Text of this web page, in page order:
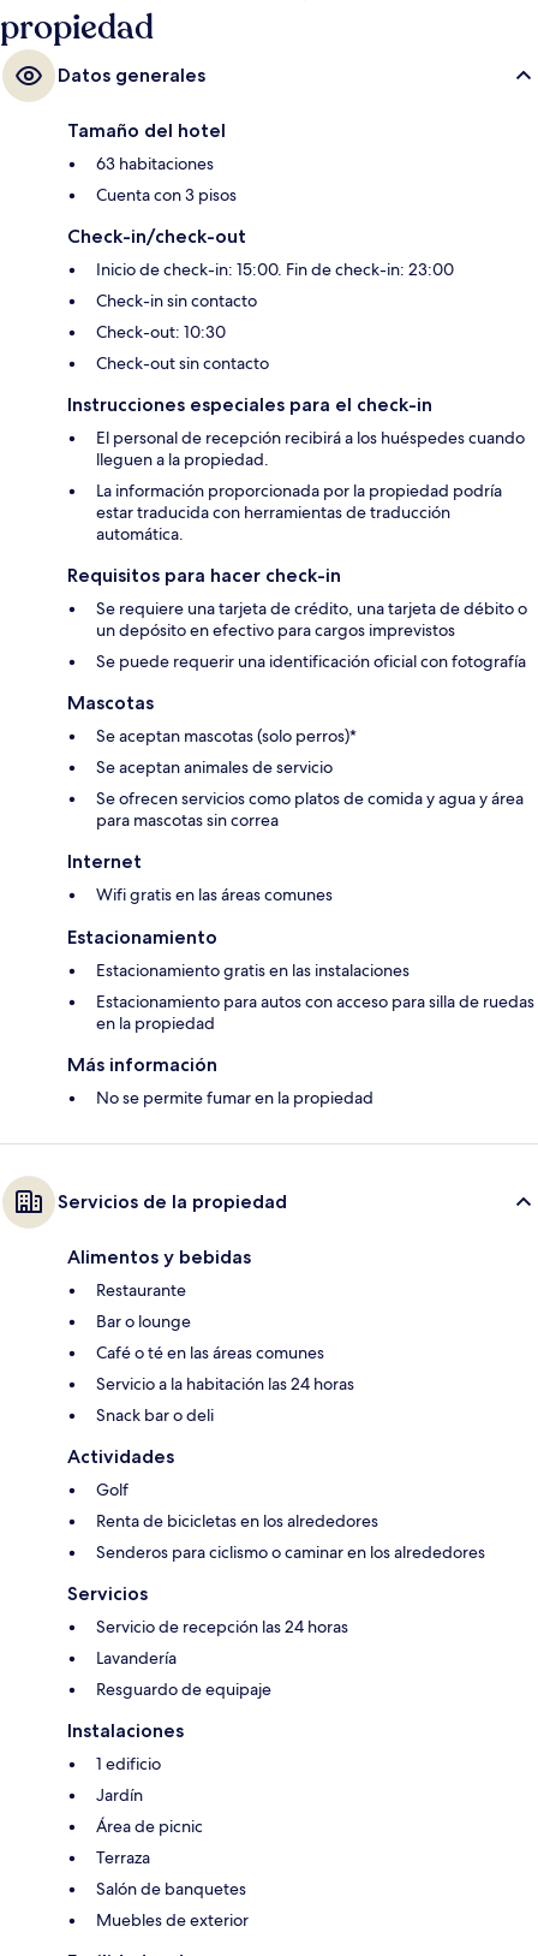
propiedad
Datos generales
Tamaño del hotel
63 habitaciones
Cuenta con 3 pisos
Check-in/check-out
Inicio de check-in: 15:00. Fin de check-in: 23:00
Check-in sin contacto
Check-out: 10:30
Check-out sin contacto
Instrucciones especiales para el check-in
El personal de recepción recibirá a los huéspedes cuando
lleguen a la propiedad.
La información proporcionada por la propiedad podría
estar traducida con herramientas de traducción
automática.
Requisitos para hacer check-in
Se requiere una tarjeta de crédito, una tarjeta de débito o
un depósito en efectivo para cargos imprevistos
Se puede requerir una identificación oficial con fotografía
Mascotas
Se aceptan mascotas (solo perros)*
Se aceptan animales de servicio
Se ofrecen servicios como platos de comida y agua y área
para mascotas sin correa
Internet
Wifi gratis en las áreas comunes
Estacionamiento
Estacionamiento gratis en las instalaciones
Estacionamiento para autos con acceso para silla de ruedas
en la propiedad
Más información
No se permite fumar en la propiedad
Servicios de la propiedad
Alimentos y bebidas
Restaurante
Bar o lounge
Café o té en las áreas comunes
Servicio a la habitación las 24 horas
Snack bar o deli
Actividades
Golf
Renta de bicicletas en los alrededores
Senderos para ciclismo o caminar en los alrededores
Servicios
Servicio de recepción las 24 horas
Lavandería
Resguardo de equipaje
Instalaciones
1 edificio
Jardín
Área de picnic
Terraza
Salón de banquetes
Muebles de exterior